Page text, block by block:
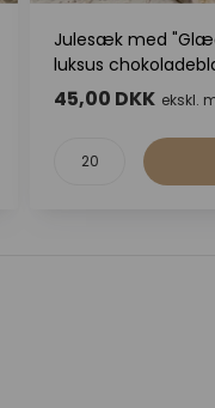
Julesæk med
luksus
45,00 DKK ekskl.